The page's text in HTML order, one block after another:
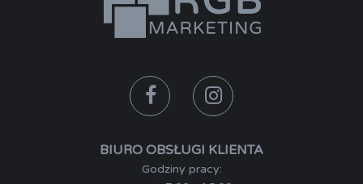
BIURO OBSŁUGI KLIENTA
Godziny pracy: